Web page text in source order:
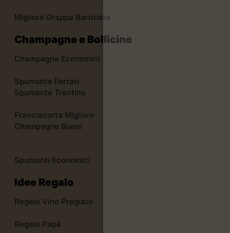
Migliore Grappa Barricata
Champagne e Bollicine
Champagne Economici
Spumante Ferrari
Spumante Trentino
Franciacorta Migliore
Champagne Buoni
Spumanti Economici
Idee Regalo
Regalo Vino Pregiato
Regalo Papà